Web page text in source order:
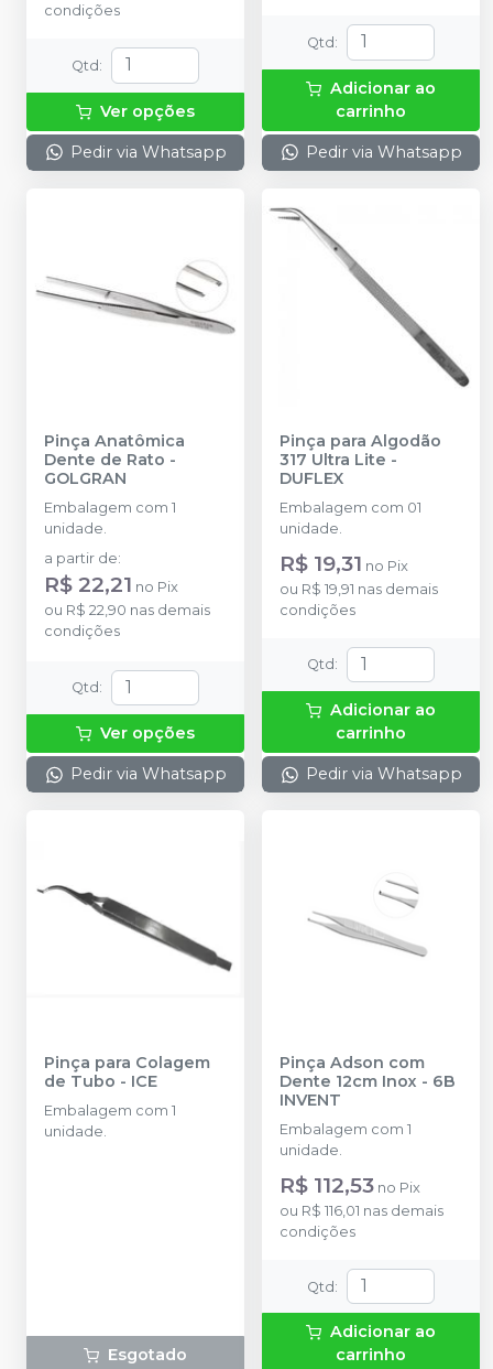
condições
Qtd :
Ver opções
Pedir via Whatsapp
Qtd :
Adicionar ao
carrinho
Pedir via Whatsapp
Pinça Anatômica
Dente de Rato -
GOLGRAN
Embalagem com 1
unidade.
a partir de:
R$ 22,21 no Pix
ou R$ 22,90 nas demais
condições
Qtd :
Ver opções
Pedir via Whatsapp
Pinça para Algodão
317 Ultra Lite -
DUFLEX
Embalagem com 01
unidade.
R$ 19,31 no Pix
ou R$ 19,91 nas demais
condições
Qtd :
Adicionar ao
carrinho
Pedir via Whatsapp
Pinça para Colagem
de Tubo - ICE
Embalagem com 1
unidade.
Esgotado
Pinça Adson com
Dente 12cm Inox - 6B
INVENT
Embalagem com 1
unidade.
R$ 112,53 no Pix
ou R$ 116,01 nas demais
condições
Qtd:
Adicionar ao
carrinho